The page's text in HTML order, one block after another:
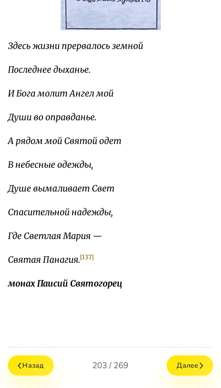
Здесь жизни прервалось земной
Последнее дыханье.
И Бога молит Ангел мой
Души во оправданье.
А рядом мой Святой одет
В небесные одежды,
Душе вымаливает Свет
Спасительной надежды,
Где Светлая Мария —
Святая Панагия.[137]
монах Паисий Святогорец
Назад 203 / 269 Далее